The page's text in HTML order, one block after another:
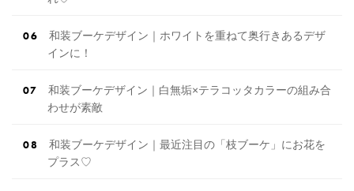
和装ブーケデザイン｜ホワイトを重ねて奥行きあるデザ
インに！
和装ブーケデザイン｜白無垢×テラコッタカラーの組み合
わせが素敵
和装ブーケデザイン｜最近注目の「枝ブーケ」にお花を
プラス♡